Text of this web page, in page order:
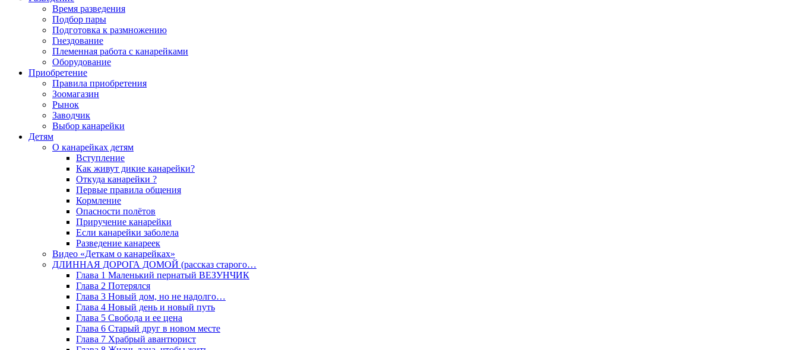
Время разведения
Подбор пары
Подготовка к размножению
Гнездование
Племенная работа с канарейками
Оборудование
Приобретение
Правила приобретения
Зоомагазин
Рынок
Заводчик
Выбор канарейки
Детям
О канарейках детям
Вступление
Как живут дикие канарейки?
Откуда канарейки ?
Первые правила общения
Кормление
Опасности полётов
Приручение канарейки
Если канарейки заболела
Разведение канареек
Видео «Деткам о канарейках»
ДЛИННАЯ ДОРОГА ДОМОЙ (рассказ старого…
Глава 1 Маленький пернатый ВЕЗУНЧИК
Глава 2 Потерялся
Глава 3 Новый дом, но не надолго…
Глава 4 Новый день и новый путь
Глава 5 Свобода и ее цена
Глава 6 Старый друг в новом месте
Глава 7 Храбрый авантюрист